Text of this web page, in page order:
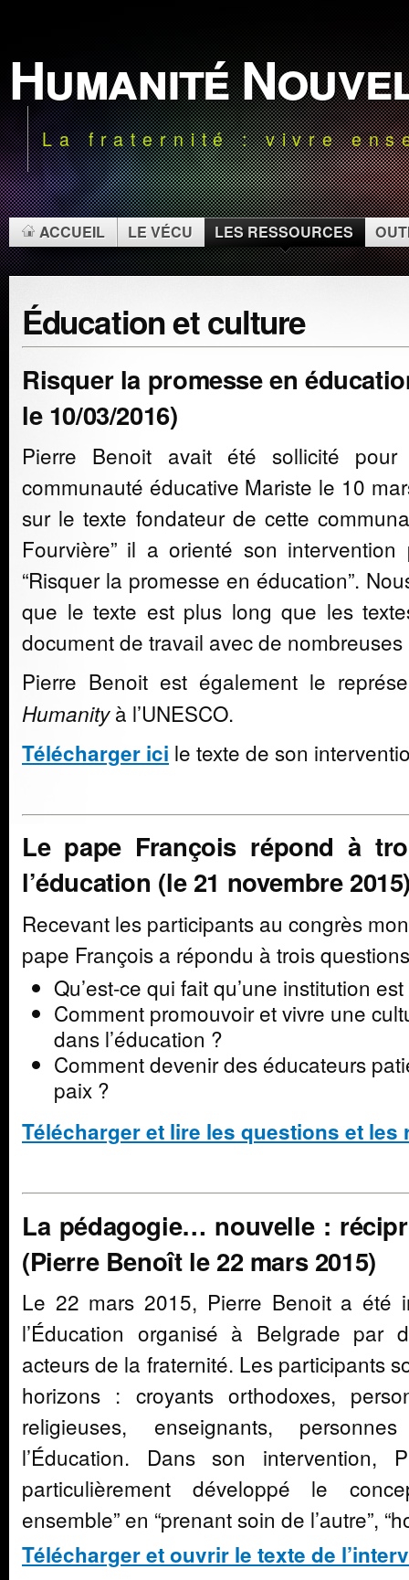
Humanité
La fraternité : vivre
ACCUEIL LE VÉCU LES RESSOURCES
Éducation et culture
Risquer la promesse en
le 10/03/2016)
Pierre Benoit avait été sollicité
communauté éducative Mariste le 10
sur le texte fondateur de cette
Fourvière” il a orienté son
“Risquer la promesse en éducation”.
que le texte est plus long que les
document de travail avec de
Pierre Benoit est également le
Humanityà l’UNESCO.
Télécharger ici le texte de son
Le pape François répond à
l’éducation (le 21 novembre
Recevant les participants au congrès
pape François a répondu à trois
Qu’est-ce qui fait qu’une institution
Comment promouvoir et vivre une
dans l’éducation ?
Comment devenir des éducateurs
paix ?
Télécharger et lire les questions et les
La pédagogie… nouvelle :
(Pierre Benoît le 22 mars 2015)
Le 22 mars 2015, Pierre Benoit a été
l’Éducation organisé à Belgrade par
acteurs de la fraternité. Les participants
horizons : croyants orthodoxes,
religieuses, enseignants,
l’Éducation. Dans son intervention,
particulièrement développé le
ensemble” en “prenant soin de l’autre”,
Télécharger et ouvrir le texte de